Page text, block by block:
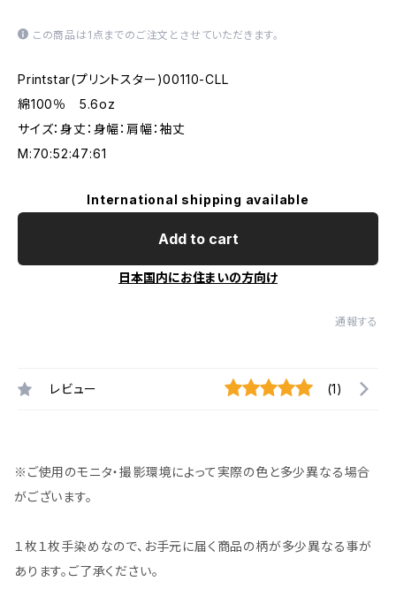
この商品は1点までのご注文とさせていただきます。
Printstar(プリントスター)00110-CLL
綿100％ 5.6oz
サイズ：身丈：身幅：肩幅：袖丈
M:70:52:47:61
International shipping available
Add to cart
日本国内にお住まいの方向け
通報する
レビュー (1)
※ご使用のモニタ・撮影環境によって実際の色と多少異なる場合
がございます。
１枚１枚手染めなので、お手元に届く商品の柄が多少異なる事が
あります。ご了承ください。